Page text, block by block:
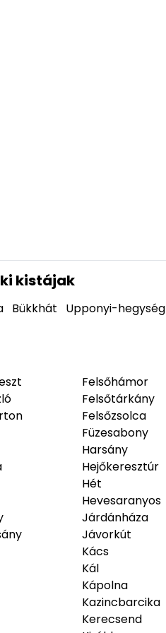
kistájak
Bükkhát Upponyi-hegység
Felsőhámor
Felsőtárkány
Felsőzsolca
Füzesabony
Harsány
Hejőkeresztúr
Hét
Hevesaranyos
Járdánháza
Jávorkút
Kács
Kál
Kápolna
Kazincbarcika
Kerecsend